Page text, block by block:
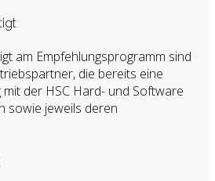
am Empfehlungsprogramm sind
die bereits eine
der HSC Hard- und Software
sowie jeweils deren